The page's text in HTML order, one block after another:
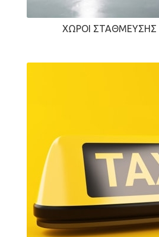
ΧΏΡΟΙ ΣΤΆΘΜΕΥΣΗΣ -